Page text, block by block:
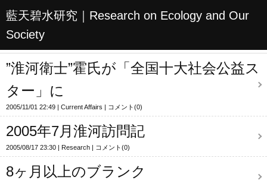
藍天碧水研究｜Research on Ecology and Our
Society
”淮河衛士”霍氏が「全国十大社会公益ス
ター」に
2005/11/01 22:49 Current Affairs コメント(0)
2005年7月淮河訪問記
2005/08/17 23:30 Research コメント(0)
8ヶ月以上のブランク